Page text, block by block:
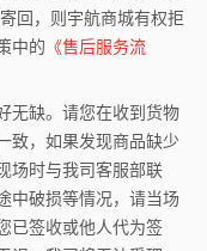
回，则宇航商城有权拒
中的 《售后服务流
无缺。请您在收到货物
致，如果发现商品缺少
场时与我司客服部联
中破损等情况，请当场
已签收或他人代为签